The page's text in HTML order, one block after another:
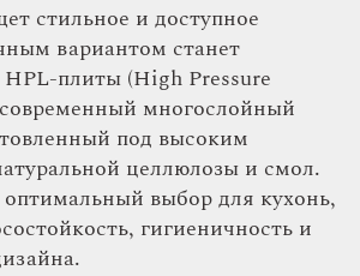
стильное и доступное
вариантом станет
плиты (High Pressure
многослойный
под высоким
целлюлозы и смол.
выбор для кухонь,
гигиеничность и